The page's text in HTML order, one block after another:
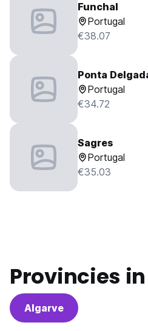
Funchal
Portugal
€38.07
Ponta
Portugal
€34.72
Sagres
Portugal
€35.03
Provincies in
Algarve